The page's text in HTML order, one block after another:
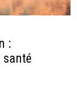
:
santé